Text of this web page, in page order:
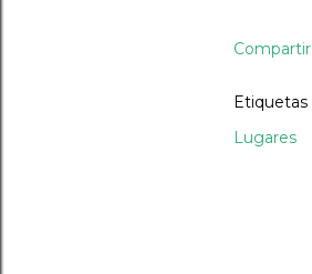
Compartir
Etiquetas
Lugares